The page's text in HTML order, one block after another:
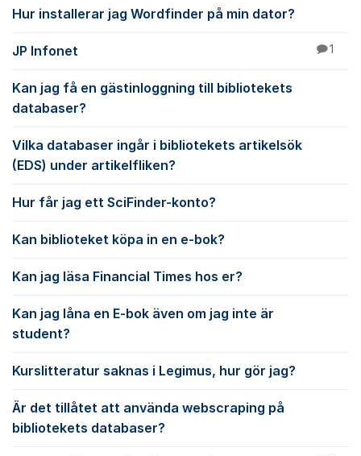
Hur installerar jag Wordfinder på min dator?
JP Infonet 1
Kan jag få en gästinloggning till bibliotekets
databaser?
Vilka databaser ingår i bibliotekets artikelsök
(EDS) under artikelfliken?
Hur får jag ett SciFinder-konto?
Kan biblioteket köpa in en e-bok?
Kan jag läsa Financial Times hos er?
Kan jag låna en E-bok även om jag inte är
student?
Kurslitteratur saknas i Legimus, hur gör jag?
Är det tillåtet att använda webscraping på
bibliotekets databaser?